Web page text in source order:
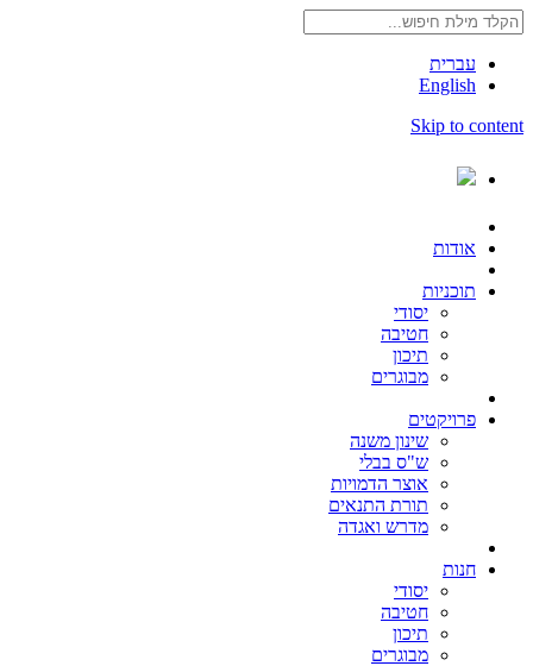
עברית
English
Skip to content
אודות
תוכניות
יסודי
חטיבה
תיכון
מבוגרים
פרויקטים
שינון משנה
ש"ס בבלי
אוצר הדמויות
תורת התנאים
מדרש ואגדה
חנות
יסודי
חטיבה
תיכון
מבוגרים